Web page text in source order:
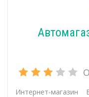
Интернет-